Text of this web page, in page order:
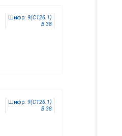
Шифр: 9(С126.1)
В 38
Шифр: 9(С126.1)
В 38